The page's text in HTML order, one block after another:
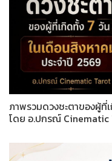
ภาพรวมดวงชะตาของผู้ที่
โดย อ.ปกรณ์ Cinematic